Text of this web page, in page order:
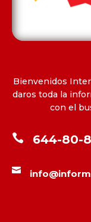
Bienvenidos
daros toda la
con el
 644-80-
